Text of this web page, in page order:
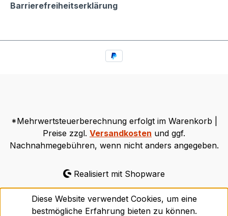
Barrierefreiheitserklärung
*Mehrwertsteuerberechnung erfolgt im Warenkorb |
Preise zzgl. Versandkosten und ggf.
Nachnahmegebühren, wenn nicht anders angegeben.
Realisiert mit Shopware
Diese Website verwendet Cookies, um eine
bestmögliche Erfahrung bieten zu können.